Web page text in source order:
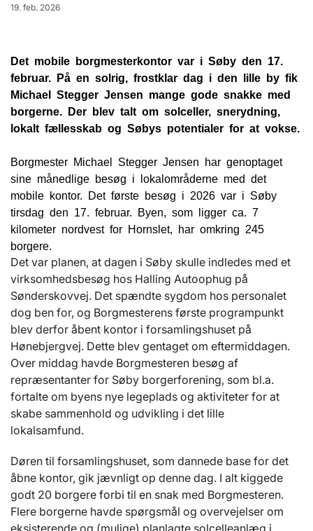
19. feb. 2026
Det mobile borgmesterkontor var i Søby den 17.
februar. På en solrig, frostklar dag i den lille by fik
Michael Stegger Jensen mange gode snakke med
borgerne. Der blev talt om solceller, snerydning,
lokalt fællesskab og Søbys potentialer for at vokse.
Borgmester Michael Stegger Jensen har genoptaget
sine månedlige besøg i lokalområderne med det
mobile kontor. Det første besøg i 2026 var i Søby
tirsdag den 17. februar. Byen, som ligger ca. 7
kilometer nordvest for Hornslet, har omkring 245
borgere.
Det var planen, at dagen i Søby skulle indledes med et
virksomhedsbesøg hos Halling Autoophug på
Sønderskovvej. Det spændte sygdom hos personalet
dog ben for, og Borgmesterens første programpunkt
blev derfor åbent kontor i forsamlingshuset på
Hønebjergvej. Dette blev gentaget om eftermiddagen.
Over middag havde Borgmesteren besøg af
repræsentanter for Søby borgerforening, som bl.a.
fortalte om byens nye legeplads og aktiviteter for at
skabe sammenhold og udvikling i det lille
lokalsamfund.
Døren til forsamlingshuset, som dannede base for det
åbne kontor, gik jævnligt op denne dag. I alt kiggede
godt 20 borgere forbi til en snak med Borgmesteren.
Flere borgerne havde spørgsmål og overvejelser om